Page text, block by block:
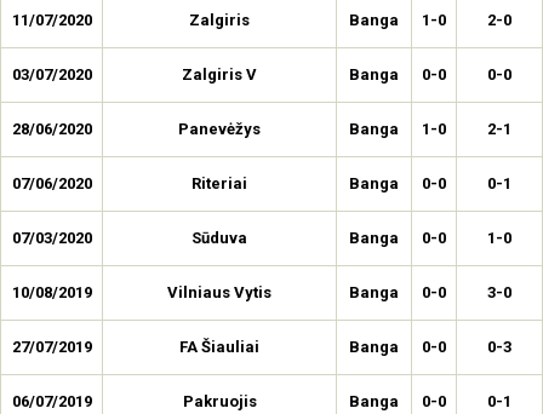
11/07/2020 Zalgiris Banga 1-0 2-0
03/07/2020 Zalgiris V Banga 0-0 0-0
28/06/2020 Panevėžys Banga 1-0 2-1
07/06/2020 Riteriai Banga 0-0 0-1
07/03/2020 Sūduva Banga 0-0 1-0
10/08/2019 Vilniaus Vytis Banga 0-0 3-0
27/07/2019 FA Šiauliai Banga 0-0 0-3
06/07/2019 Pakruojis Banga 0-0 0-1